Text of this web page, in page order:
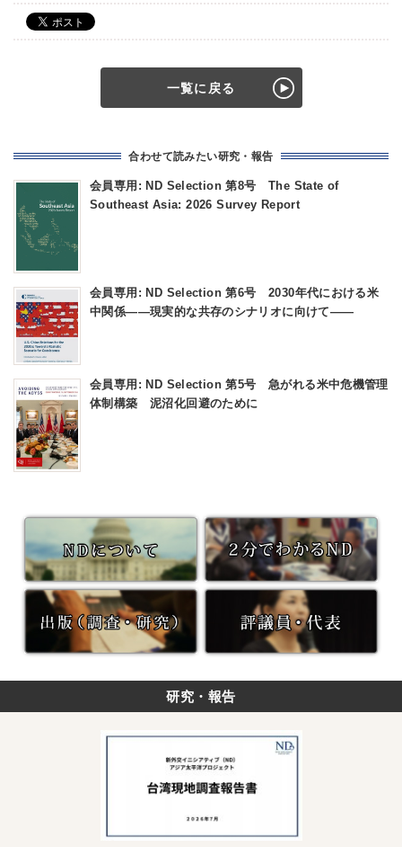
一覧に戻る
合わせて読みたい研究・報告
会員専用: ND Selection 第8号 The State of
Southeast Asia: 2026 Survey Report
会員専用: ND Selection 第6号 2030年代における米
中関係――現実的な共存のシナリオに向けて――
会員専用: ND Selection 第5号 急がれる米中危機管理
体制構築 泥沼化回避のために
研究・報告